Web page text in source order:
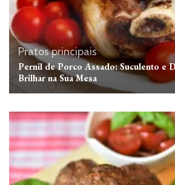
Pratos principais
Pernil de Porco Assado: Suculento e
Brilhar na Sua Mesa